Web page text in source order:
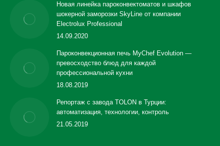
Новая линейка пароконвектоматов и шкафов
шокерной заморозки SkyLine от компании
Electrolux Professional
14.09.2020
Пароконвекционная печь MyChef Evolution —
превосходство блюд для каждой
профессиональной кухни
18.08.2019
Репортаж с завода TOLON в Турции:
автоматизация, технологии, контроль
21.05.2019